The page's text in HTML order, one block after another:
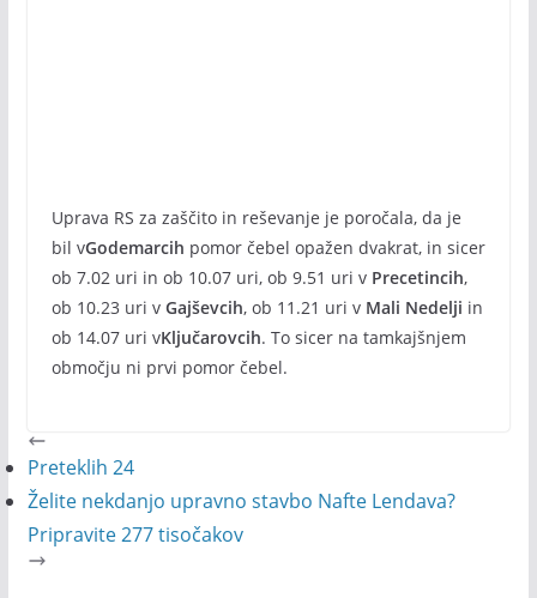
Uprava RS za zaščito in reševanje je poročala, da je
bil vGodemarcih pomor čebel opažen dvakrat, in sicer
ob 7.02 uri in ob 10.07 uri, ob 9.51 uri v Precetincih,
ob 10.23 uri v Gajševcih, ob 11.21 uri v Mali Nedelji in
ob 14.07 uri vKljučarovcih. To sicer na tamkajšnjem
območju ni prvi pomor čebel.
Preteklih 24
Želite nekdanjo upravno stavbo Nafte Lendava?
Pripravite 277 tisočakov